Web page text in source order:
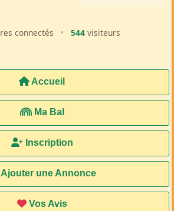
connectés • 544 visiteurs
Accueil
Ma Bal
Inscription
une Annonce
Vos Avis